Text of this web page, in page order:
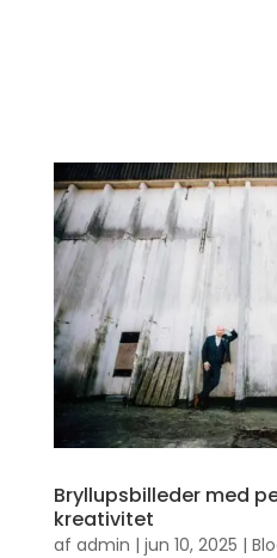
Bryllupsbilleder med
kreativitet
af admin | jun 10, 2025 |